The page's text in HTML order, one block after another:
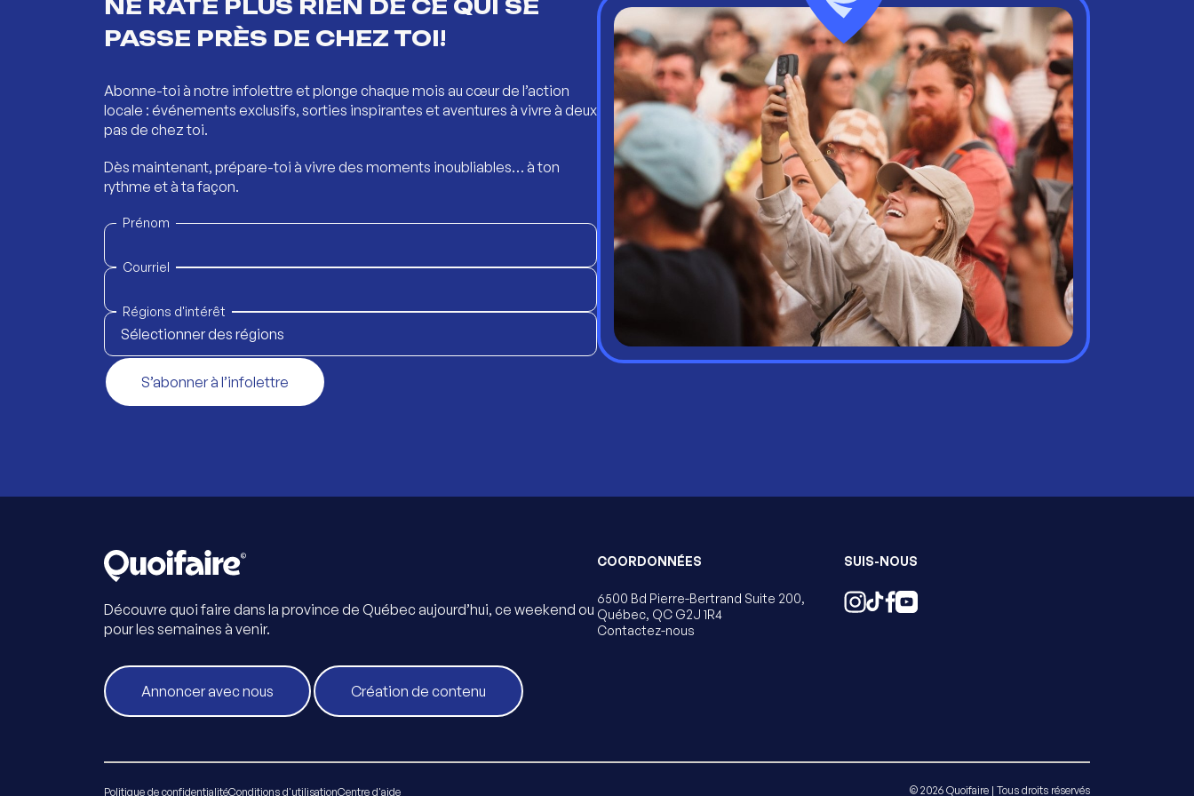
NE RATE PLUS RIEN DE CE QUI SE
PASSE PRÈS DE CHEZ TOI!
Abonne-toi à notre infolettre et plonge chaque mois au cœur de l’action
locale : événements exclusifs, sorties inspirantes et aventures à vivre à deux
pas de chez toi.
Dès maintenant, prépare-toi à vivre des moments inoubliables… à ton
rythme et à ta façon.
Prénom
Courriel
Régions d'intérêt
Sélectionner des régions
S’abonner à l’infolettre
Découvre quoi faire dans la province de Québec aujourd’hui, ce weekend ou
pour les semaines à venir.
Annoncer avec nous Création de contenu
COORDONNÉES
6500 Bd Pierre-Bertrand Suite 200,
Québec, QC G2J 1R4
Contactez-nous
SUIS-NOUS
Politique de confidentialitéConditions d'utilisationCentre d'aide © 2026 Quoifaire | Tous droits réservés